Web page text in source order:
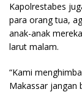
Kapolrestabes
para orang tua,
anak-anak
larut malam.
“Kami
Makassar jangan